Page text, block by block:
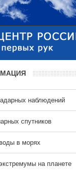
наблюдений
спутников
в морях
на планете